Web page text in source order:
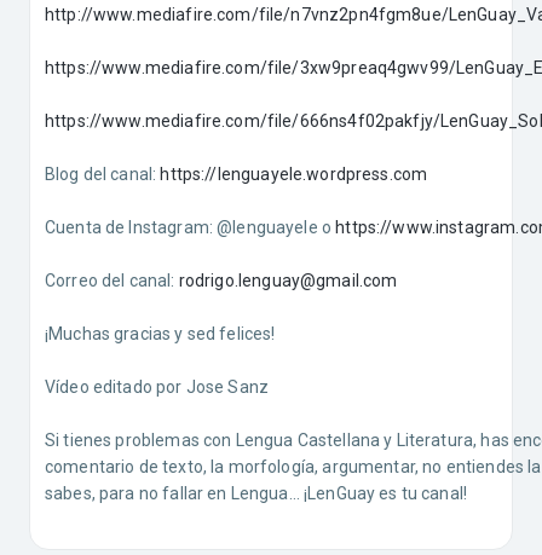
http://www.mediafire.com/file/n7vnz2pn4fgm8ue/
https://www.mediafire.com/file/3xw9preaq4gwv99/
https://www.mediafire.com/file/666ns4f02pakfjy/
Blog del canal: https://lenguayele.wordpress.com
Cuenta de Instagram: @lenguayele o https://
Correo del canal: rodrigo.lenguay@gmail.com
¡Muchas gracias y sed felices!
Vídeo editado por Jose Sanz
Si tienes problemas con Lengua Castellana y Literatura, has
comentario de texto, la morfología, argumentar, no entiendes
sabes, para no fallar en Lengua… ¡LenGuay es tu canal!